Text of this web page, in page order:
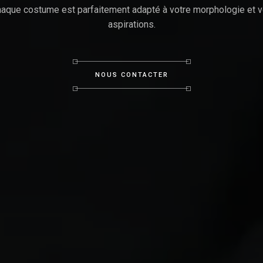
costume est parfaitement adapté à votre morphologie et
aspirations.
NOUS CONTACTER